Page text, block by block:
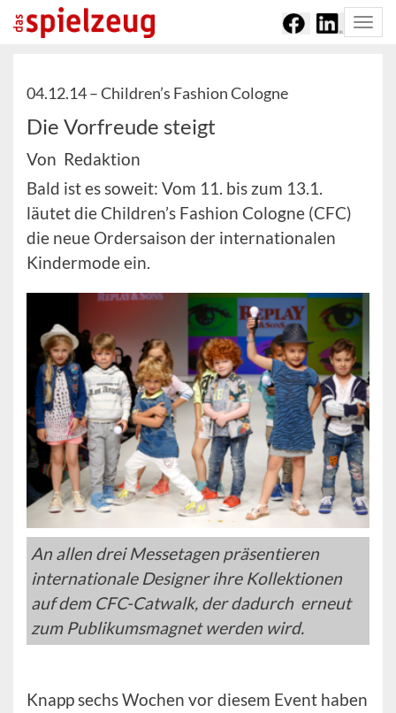
04.12.14 –Children’s Fashion Cologne
Die Vorfreude steigt
Von Redaktion
Bald ist es soweit: Vom 11. bis zum 13.1.
läutet die Children’s Fashion Cologne (CFC)
die neue Ordersaison der internationalen
Kindermode ein.
An allen drei Messetagen präsentieren
internationale Designer ihre Kollektionen
auf dem CFC-Catwalk, der dadurch erneut
zum Publikumsmagnet werden wird.
Knapp sechs Wochen vor diesem Event haben